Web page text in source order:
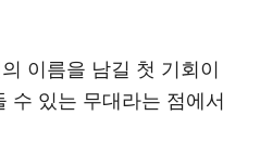
이름을 남길 첫 기회이
수 있는 무대라는 점에서